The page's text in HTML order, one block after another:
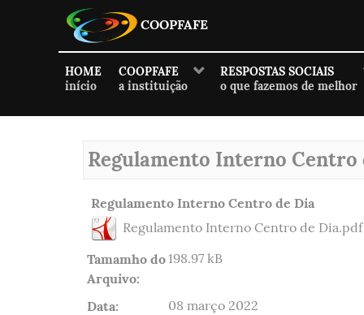
COOPFAFE
HOME
início
COOPFAFE
a instituição
RESPOSTAS SOCIAIS
o que fazemos de melhor
Regulamento Interno Centro
Regulamento Interno Centro de Dia
Regulamento Interno Centro de Dia.pdf
Tamamho do
Arquivo:
198.97 kB
Data: 08 março 2022